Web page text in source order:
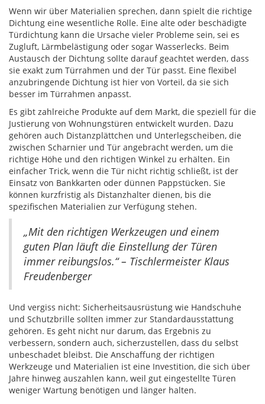
Wenn wir über Materialien sprechen, dann spielt die richtige
Dichtung eine wesentliche Rolle. Eine alte oder beschädigte
Türdichtung kann die Ursache vieler Probleme sein, sei es
Zugluft, Lärmbelästigung oder sogar Wasserlecks. Beim
Austausch der Dichtung sollte darauf geachtet werden, dass
sie exakt zum Türrahmen und der Tür passt. Eine flexibel
anzubringende Dichtung ist hier von Vorteil, da sie sich
besser im Türrahmen anpasst.
Es gibt zahlreiche Produkte auf dem Markt, die speziell für die
Justierung von Wohnungstüren entwickelt wurden. Dazu
gehören auch Distanzplättchen und Unterlegscheiben, die
zwischen Scharnier und Tür angebracht werden, um die
richtige Höhe und den richtigen Winkel zu erhälten. Ein
einfacher Trick, wenn die Tür nicht richtig schließt, ist der
Einsatz von Bankkarten oder dünnen Pappstücken. Sie
können kurzfristig als Distanzhalter dienen, bis die
spezifischen Materialien zur Verfügung stehen.
„Mit den richtigen Werkzeugen und einem
guten Plan läuft die Einstellung der Türen
immer reibungslos.“ – Tischlermeister Klaus
Freudenberger
Und vergiss nicht: Sicherheitsausrüstung wie Handschuhe
und Schutzbrille sollten immer zur Standardausstattung
gehören. Es geht nicht nur darum, das Ergebnis zu
verbessern, sondern auch, sicherzustellen, dass du selbst
unbeschadet bleibst. Die Anschaffung der richtigen
Werkzeuge und Materialien ist eine Investition, die sich über
Jahre hinweg auszahlen kann, weil gut eingestellte Türen
weniger Wartung benötigen und länger halten.